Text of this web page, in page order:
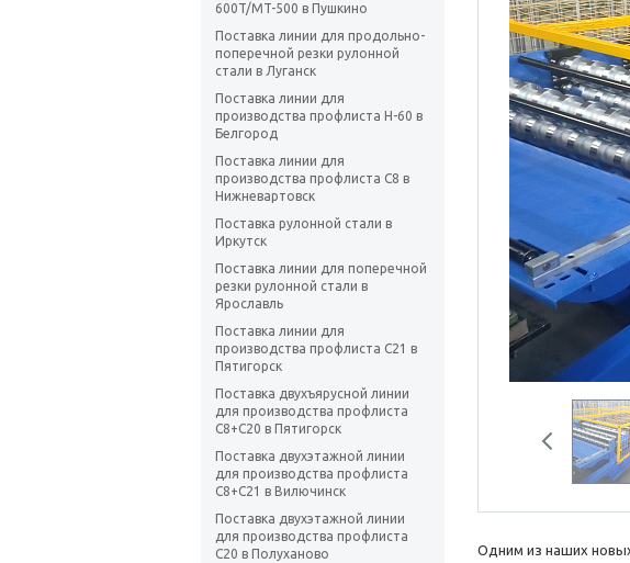
600T/MT-500 в Пушкино
Поставка линии для продольно-
поперечной резки рулонной
стали в Луганск
Поставка линии для
производства профлиста Н-60 в
Белгород
Поставка линии для
производства профлиста С8 в
Нижневартовск
Поставка рулонной стали в
Иркутск
Поставка линии для поперечной
резки рулонной стали в
Ярославль
Поставка линии для
производства профлиста С21 в
Пятигорск
Поставка двухъярусной линии
для производства профлиста
С8+С20 в Пятигорск
Поставка двухэтажной линии
для производства профлиста
С8+С21 в Вилючинск
Поставка двухэтажной линии
для производства профлиста
С20 в Полуханово
Previous
Одним из наших